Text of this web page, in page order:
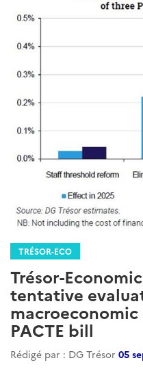
TRÉSOR-ECO
Trésor-
tentative
PACTE bill
Rédigé par : DG Trésor 05